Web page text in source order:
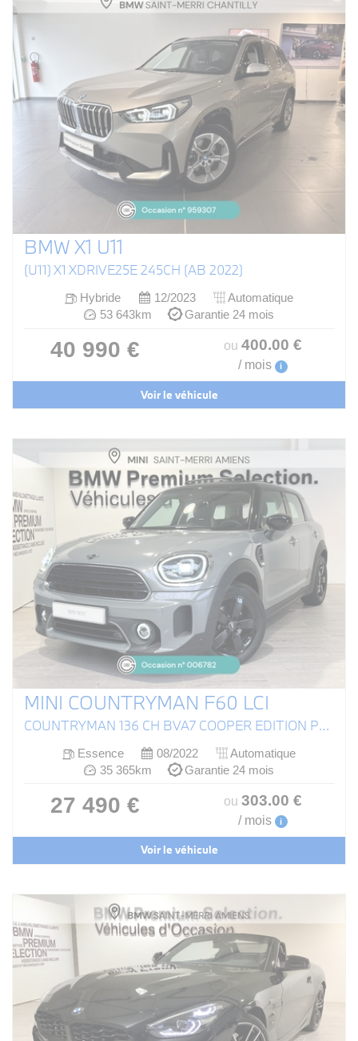
BMW X1 U11
(U11) X1 XDRIVE25E 245CH (AB 2022)
Hybride 12/2023
Automatique
53 643km
Garantie 24 mois
40 990 € ou 400.00 €
/ mois i
Voir le véhicule
MINI COUNTRYMAN F60 LCI
COUNTRYMAN 136 CH BVA7 COOPER EDITION PREMIUM PLUS
Essence 08/2022
Automatique
35 365km
Garantie 24 mois
27 490 € ou 303.00 €
/ mois i
Voir le véhicule